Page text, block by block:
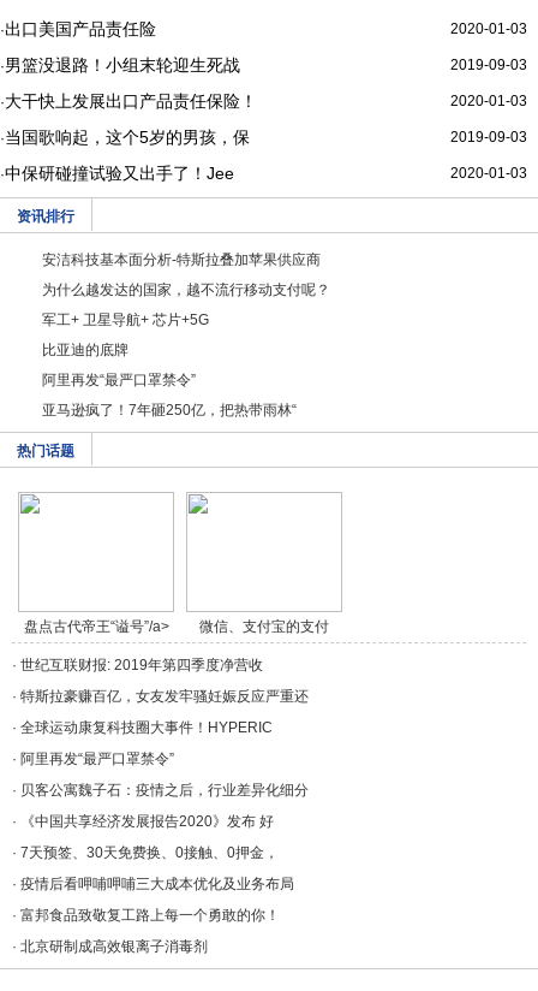
2020-01-03
·出口美国产品责任险
2019-09-03
·男篮没退路！小组末轮迎生死战
2020-01-03
·大干快上发展出口产品责任保险！
2019-09-03
·当国歌响起，这个5岁的男孩，保
2020-01-03
·中保研碰撞试验又出手了！Jee
资讯排行
安洁科技基本面分析-特斯拉叠加苹果供应商
为什么越发达的国家，越不流行移动支付呢？
军工+ 卫星导航+ 芯片+5G
比亚迪的底牌
阿里再发“最严口罩禁令”
亚马逊疯了！7年砸250亿，把热带雨林“
热门话题
盘点古代帝王“谥号”/a>
微信、支付宝的支付
方/a>
· 世纪互联财报: 2019年第四季度净营收
· 特斯拉豪赚百亿，女友发牢骚妊娠反应严重还
· 全球运动康复科技圈大事件！HYPERIC
· 阿里再发“最严口罩禁令”
· 贝客公寓魏子石：疫情之后，行业差异化细分
·
《中国共享经济发展报告2020》发布 好
· 7天预签、30天免费换、0接触、0押金，
· 疫情后看呷哺呷哺三大成本优化及业务布局
· 富邦食品致敬复工路上每一个勇敢的你！
· 北京研制成高效银离子消毒剂